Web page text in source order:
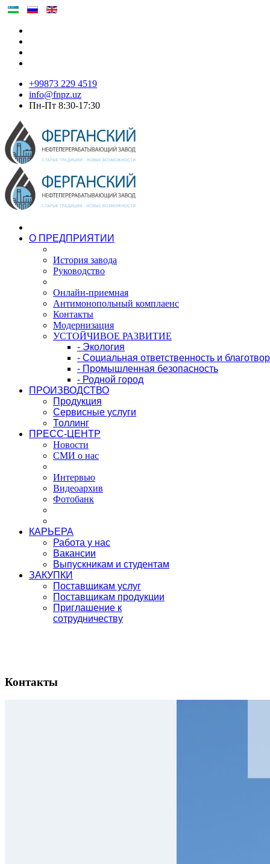
+99873 229 4519
info@fnpz.uz
Пн-Пт 8:30-17:30
О ПРЕДПРИЯТИИ
История завода
Руководство
Онлайн-приемная
Антимонопольный комплаенс
Контакты
Модернизация
УСТОЙЧИВОЕ РАЗВИТИЕ
- Экология
- Социальная ответственность и
- Промышленная безопасность
- Родной город
ПРОИЗВОДСТВО
Продукция
Сервисные услуги
Толлинг
ПРЕСС-ЦЕНТР
Новости
СМИ о нас
Интервью
Видеоархив
Фотобанк
КАРЬЕРА
Работа у нас
Вакансии
Выпускникам и студентам
ЗАКУПКИ
Поставщикам услуг
Поставщикам продукции
Приглашение к
сотрудничеству
Контакты